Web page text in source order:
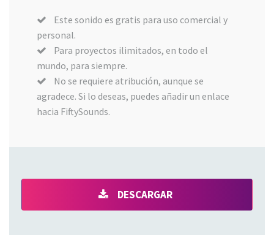
Este sonido es gratis para uso comercial y
personal.
Para proyectos ilimitados, en todo el
mundo, para siempre.
No se requiere atribución, aunque se
agradece. Si lo deseas, puedes añadir un enlace
hacia FiftySounds.
DESCARGAR